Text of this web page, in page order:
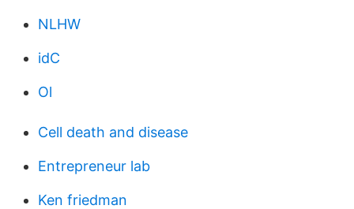
NLHW
idC
Ol
Cell death and disease
Entrepreneur lab
Ken friedman